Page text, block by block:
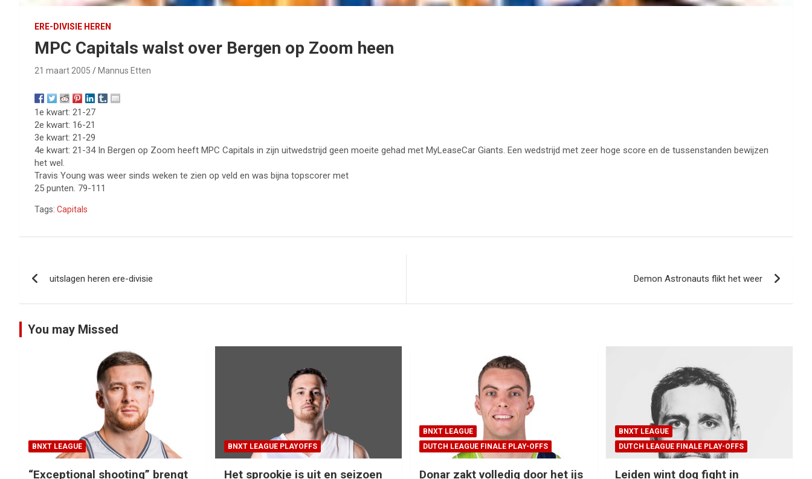
ERE-DIVISIE HEREN
MPC Capitals walst over Bergen op Zoom heen
21 maart 2005 Mannus Etten
1e kwart: 21-27
2e kwart: 16-21
3e kwart: 21-29
4e kwart: 21-34 In Bergen op Zoom heeft MPC Capitals in zijn uitwedstrijd geen moeite gehad met MyLeaseCar Giants. Een wedstrijd met zeer hoge score en de tussenstanden bewijzen
het wel.
Travis Young was weer sinds weken te zien op veld en was bijna topscorer met
25 punten. 79-111
Tags: Capitals
navigatie
uitslagen heren ere-divisie Demon Astronauts flikt het weer
You may Missed
BNXT LEAGUE
“Exceptional shooting” brengt
BNXT LEAGUE PLAYOFFS
Het sprookje is uit en seizoen
BNXT LEAGUE
DUTCH LEAGUE FINALE PLAY-OFFS
Donar zakt volledig door het ijs
BNXT LEAGUE
DUTCH LEAGUE FINALE PLAY-OFFS
Leiden wint dog fight in